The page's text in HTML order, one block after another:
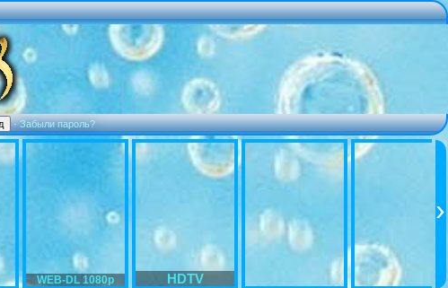
·Забыли пароль?
WEB-DL 1080p HDTV